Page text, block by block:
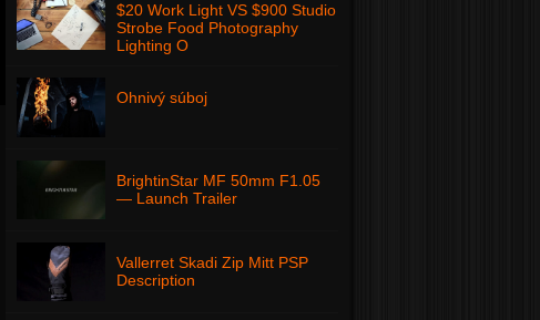
$20 Work Light VS $900 Studio
Strobe Food Photography
Lighting O
Ohnivý súboj
BrightinStar MF 50mm F1.05
— Launch Trailer
Vallerret Skadi Zip Mitt PSP
Description